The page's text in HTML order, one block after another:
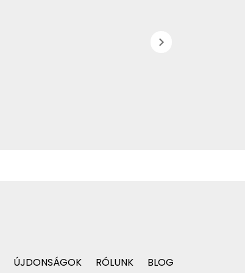
chevron_right
ÚJDONSÁGOK RÓLUNK BLOG